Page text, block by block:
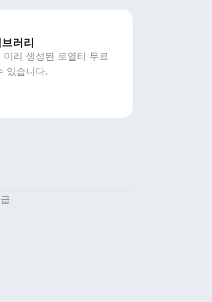
러리
미리 생성된 로열티 무료
있습니다.